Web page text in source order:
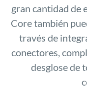
gran cantidad de
Core también
través de
conectores,
desglose de